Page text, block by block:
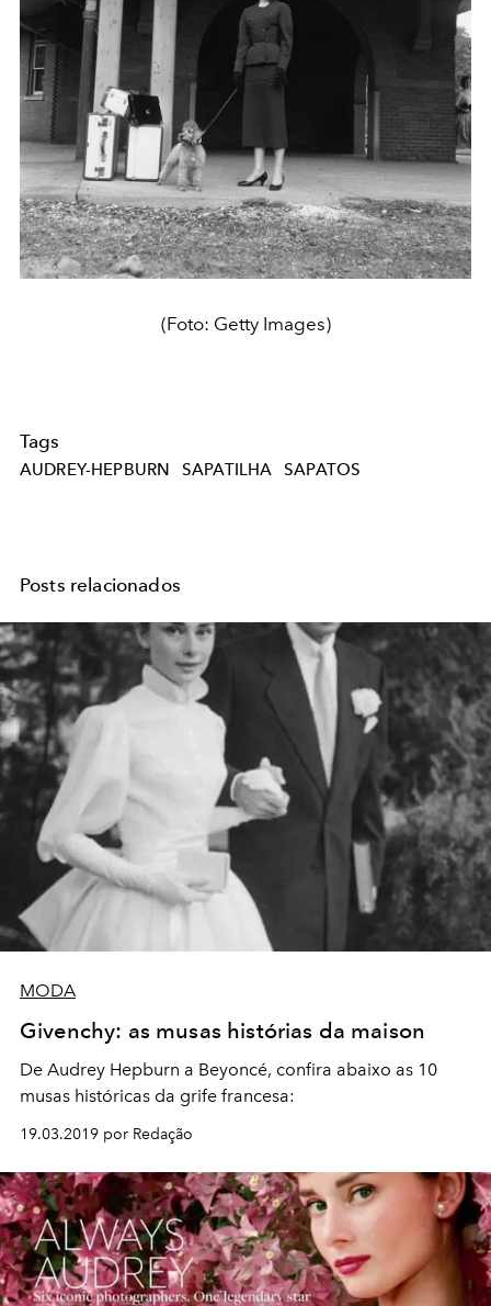
(Foto: Getty Images)
Tags
AUDREY-HEPBURN SAPATILHA SAPATOS
Posts relacionados
MODA
Givenchy: as musas histórias da maison
De Audrey Hepburn a Beyoncé, confira abaixo as 10
musas históricas da grife francesa:
19.03.2019 por Redação